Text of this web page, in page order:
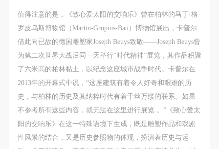
值得注意的是，《致心爱太阳的交响乐》曾在柏林的马丁·格
罗皮乌斯博物馆（Martin-Gropius-Bau）博物馆展出，卡普尔
借此向已故的德国雕塑家Joseph Beuys致敬——Joseph Beuys曾
为第二次世界大战后同一天举行“时代精神”展览，其作品积聚
了六米高的柏林黏土，以纪念这座城市战争时代。卡普尔在
2013年的开幕式中说，“这座建筑有着令人好奇和艰难的历
史，与柏林的历史及其纳粹时代有着千丝万缕的联系。如果
不参考所有这些内容，就无法在这里进行展览 。”《致心爱太
阳的交响乐》在这一特殊语境下生成，既是雕塑作品和戏剧
性风景的结合，又是历史参照物的体现，扮演着历史与运
四、许可使用费用
带有甲方肖像作品的拍摄费用由乙方承担。
乙方于拍摄完带有甲方肖像的作品无需支付甲方任何
费用。
附则
（1）、本协议未尽事宜，经双方友好协商后可作为
本协议的补充协议，并不得违反相关法律法规规定。
（2）、本协议自甲乙双方签字（盖章）、勾选之日
起生效。
（3）、本协议包括纸质档和电子档，纸质档—式二
四、许可使用费用
带有甲方肖像作品的拍摄费用由乙方承担。
乙方于拍摄完带有甲方肖像的作品无需支付甲方任何
费用。
附则
（1）、本协议未尽事宜，经双方友好协商后可作为
本协议的补充协议，并不得违反相关法律法规规定。
（2）、本协议自甲乙双方签字（盖章）、勾选之日
起生效。
（3）、本协议包括纸质档和电子档，纸质档—式二
四、许可使用费用
带有甲方肖像作品的拍摄费用由乙方承担。
乙方于拍摄完带有甲方肖像的作品无需支付甲方任何
费用。
附则
（1）、本协议未尽事宜，经双方友好协商后可作为
本协议的补充协议，并不得违反相关法律法规规定。
（2）、本协议自甲乙双方签字（盖章）、勾选之日
起生效。
（3）、本协议包括纸质档和电子档，纸质档—式二